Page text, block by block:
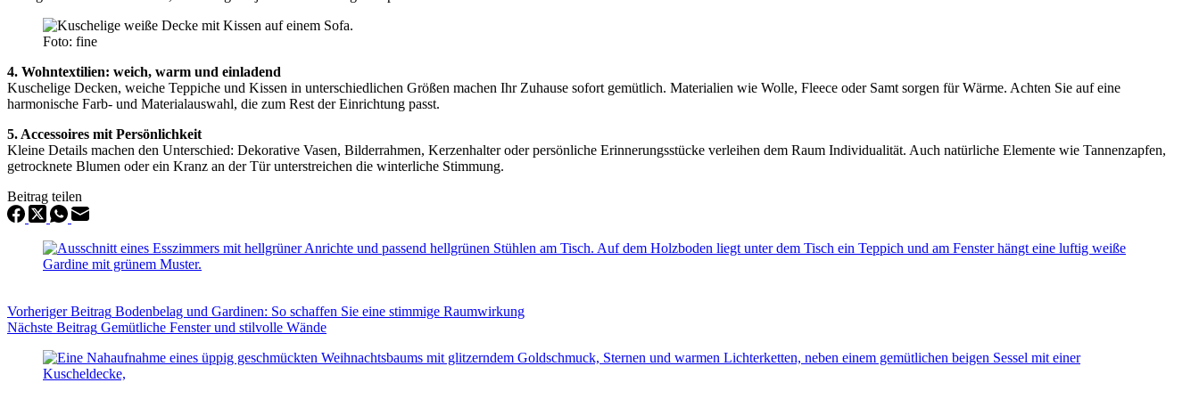
Foto: fine
4. Wohntextilien: weich, warm und einladend
Kuschelige Decken, weiche Teppiche und Kissen in unterschiedlichen Größen machen Ihr Zuhause sofort gemütlich. Materialien wie Wolle, Fleece oder Samt sorgen für Wärme. Achten Sie auf eine
harmonische Farb- und Materialauswahl, die zum Rest der Einrichtung passt.
5. Accessoires mit Persönlichkeit
Kleine Details machen den Unterschied: Dekorative Vasen, Bilderrahmen, Kerzenhalter oder persönliche Erinnerungsstücke verleihen dem Raum Individualität. Auch natürliche Elemente wie Tannenzapfen,
getrocknete Blumen oder ein Kranz an der Tür unterstreichen die winterliche Stimmung.
Beitrag teilen
VorherigerBeitrag Bodenbelag und Gardinen: So schaffen Sie eine stimmige Raumwirkung
Nächste Beitrag Gemütliche Fenster und stilvolle Wände